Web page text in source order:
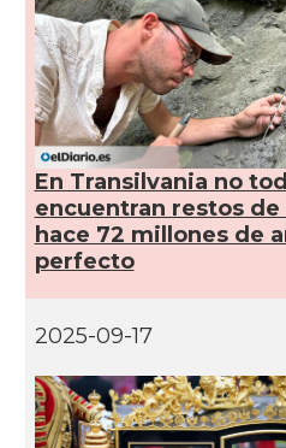
En Transilvania no
encuentran restos
hace 72 millones de
perfecto
2025-09-17